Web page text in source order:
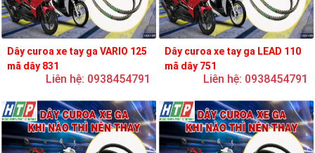
Dây curoa xe tay ga VARIO 125
mã dây 831
Liên hệ: 0938454791
Dây curoa xe tay ga LEAD 110
mã dây 751
Liên hệ: 0938454791